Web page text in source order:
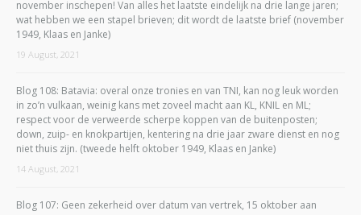
november inschepen! Van alles het laatste eindelijk na drie lange jaren;
wat hebben we een stapel brieven; dit wordt de laatste brief (november
1949, Klaas en Janke)
19 August, 2021
Blog 108: Batavia: overal onze tronies en van TNI, kan nog leuk worden
in zo’n vulkaan, weinig kans met zoveel macht aan KL, KNIL en ML;
respect voor de verweerde scherpe koppen van de buitenposten;
down, zuip- en knokpartijen, kentering na drie jaar zware dienst en nog
niet thuis zijn. (tweede helft oktober 1949, Klaas en Janke)
14 August, 2021
Blog 107: Geen zekerheid over datum van vertrek, 15 oktober aan